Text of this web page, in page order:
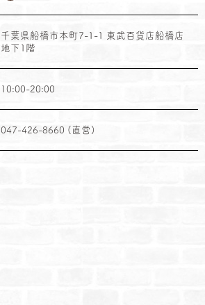
千葉県船橋市本町7-1-1 東武百貨店船橋店
地下1階
10:00-20:00
047-426-8660 (直営)